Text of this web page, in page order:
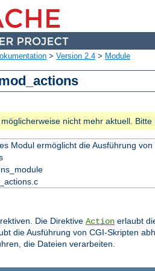
> Version 2.4 > Module
nicht mehr aktuell.
Modul ermöglicht die Ausführung
Die Direktive Action erlaubt
die Ausführung von CGI-Skripten
die Dateien verarbeiten.